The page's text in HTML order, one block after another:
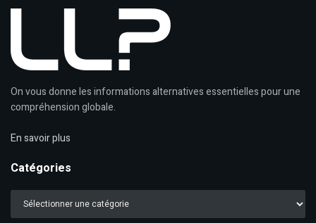
On vous donne les informations alternatives essentielles pour une
compréhension globale.
En savoir plus
Catégories
Catégories